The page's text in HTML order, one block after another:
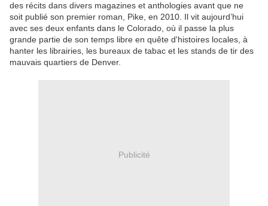
des récits dans divers magazines et anthologies avant que ne
soit publié son premier roman, Pike, en 2010. Il vit aujourd’hui
avec ses deux enfants dans le Colorado, où il passe la plus
grande partie de son temps libre en quête d'histoires locales, à
hanter les librairies, les bureaux de tabac et les stands de tir des
mauvais quartiers de Denver.
Publicité